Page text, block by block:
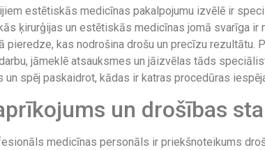
estētiskās medicīnas pakalpojumu izvēlē ir
ķirurģijas un estētiskās medicīnas jomā svarīga ir
pieredze, kas nodrošina drošu un precīzu rezultātu.
jāmeklē atsauksmes un jāizvēlas tāds
spēj paskaidrot, kādas ir katras procedūras
un drošības
medicīnas personāls ir priekšnoteikums